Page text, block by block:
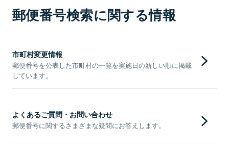
郵便番号検索に関する情報
市町村変更情報
郵便番号を公表した市町村の一覧を実施日の新しい順に掲載
しています。
よくあるご質問・お問い合わせ
郵便番号に関するさまざまな疑問にお答えします。